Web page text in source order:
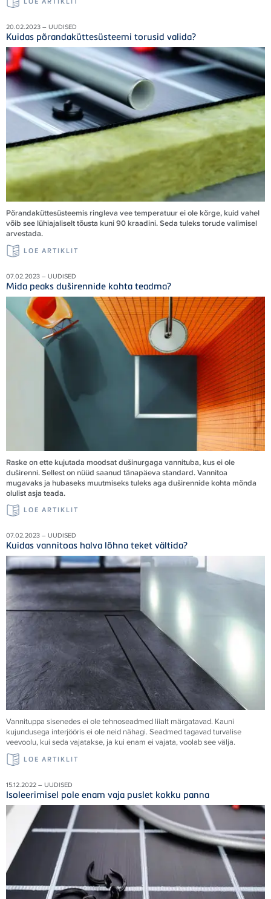
20.02.2023 – UUDISED
Kuidas põrandaküttesüsteemi torusid valida?
Põrandaküttesüsteemis ringleva vee temperatuur ei ole kõrge, kuid vahel
võib see lühiajaliselt tõusta kuni 90 kraadini. Seda tuleks torude valimisel
arvestada.
LOE ARTIKLIT
07.02.2023 – UUDISED
Mida peaks duširennide kohta teadma?
Raske on ette kujutada moodsat dušinurgaga vannituba, kus ei ole
duširenni. Sellest on nüüd saanud tänapäeva standard. Vannitoa
mugavaks ja hubaseks muutmiseks tuleks aga duširennide kohta mõnda
olulist asja teada.
LOE ARTIKLIT
07.02.2023 – UUDISED
Kuidas vannitoas halva lõhna teket vältida?
Vannituppa sisenedes ei ole tehnoseadmed liialt märgatavad. Kauni
kujundusega interjööris ei ole neid nähagi. Seadmed tagavad turvalise
veevoolu, kui seda vajatakse, ja kui enam ei vajata, voolab see välja.
LOE ARTIKLIT
15.12.2022 – UUDISED
Isoleerimisel pole enam vaja puslet kokku panna